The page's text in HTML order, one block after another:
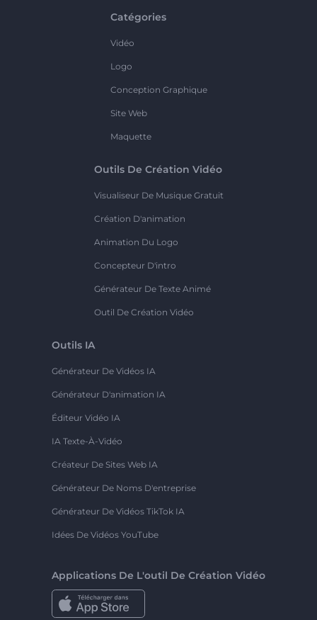
Catégories
Vidéo
Logo
Conception Graphique
Site Web
Maquette
Outils De Création Vidéo
Visualiseur De Musique Gratuit
Création D'animation
Animation Du Logo
Concepteur D'intro
Générateur De Texte Animé
Outil De Création Vidéo
Outils IA
Générateur De Vidéos IA
Générateur D'animation IA
Éditeur Vidéo IA
IA Texte-À-Vidéo
Créateur De Sites Web IA
Générateur De Noms D'entreprise
Générateur De Vidéos TikTok IA
Idées De Vidéos YouTube
Applications De L'outil De Création Vidéo